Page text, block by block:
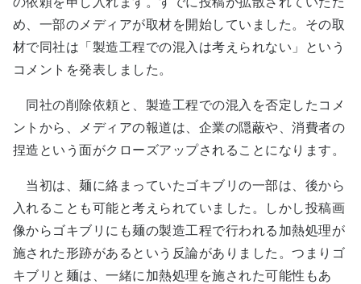
め、一部のメディアが取材を開始していました。その取
材で同社は「製造工程での混入は考えられない」という
コメントを発表しました。
同社の削除依頼と、製造工程での混入を否定したコメ
ントから、メディアの報道は、企業の隠蔽や、消費者の
捏造という面がクローズアップされることになります。
当初は、麺に絡まっていたゴキブリの一部は、後から
入れることも可能と考えられていました。しかし投稿画
像からゴキブリにも麺の製造工程で行われる加熱処理が
施された形跡があるという反論がありました。つまりゴ
キブリと麺は、一緒に加熱処理を施された可能性もあ